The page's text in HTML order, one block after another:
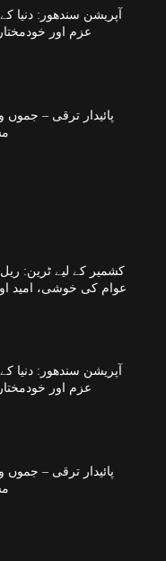
آپریشن سندھور: دنیا
عزم اور
پائیدار ترقی –
کشمیر کے لیے ٹرین:
عوام کی خوشی، امید
آپریشن سندھور: دنیا
عزم اور
پائیدار ترقی –